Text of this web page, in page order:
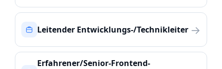
Leitender Entwicklungs-/Technikleiter →
Erfahrener/Senior-Frontend-